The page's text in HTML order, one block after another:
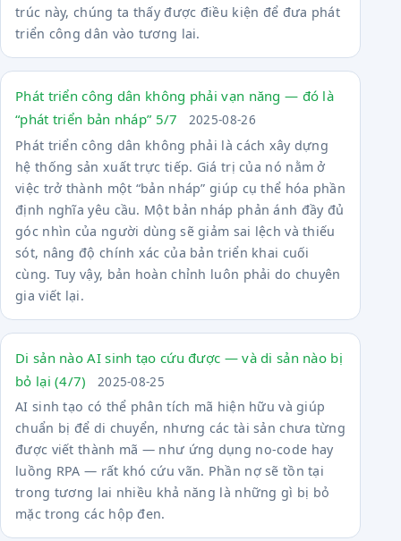
trúc này, chúng ta thấy được điều kiện để đưa phát
triển công dân vào tương lai.
Phát triển công dân không phải vạn năng — đó là
“phát triển bản nháp” 5/7
2025-08-26
Phát triển công dân không phải là cách xây dựng
hệ thống sản xuất trực tiếp. Giá trị của nó nằm ở
việc trở thành một “bản nháp” giúp cụ thể hóa phần
định nghĩa yêu cầu. Một bản nháp phản ánh đầy đủ
góc nhìn của người dùng sẽ giảm sai lệch và thiếu
sót, nâng độ chính xác của bản triển khai cuối
cùng. Tuy vậy, bản hoàn chỉnh luôn phải do chuyên
gia viết lại.
Di sản nào AI sinh tạo cứu được — và di sản nào bị
bỏ lại (4/7)
2025-08-25
AI sinh tạo có thể phân tích mã hiện hữu và giúp
chuẩn bị để di chuyển, nhưng các tài sản chưa từng
được viết thành mã — như ứng dụng no-code hay
luồng RPA — rất khó cứu vãn. Phần nợ sẽ tồn tại
trong tương lai nhiều khả năng là những gì bị bỏ
mặc trong các hộp đen.